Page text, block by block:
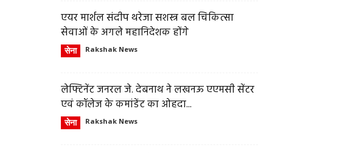
एयर मार्शल संदीप थरेजा सशस्त्र बल चिकित्सा
सेवाओं के अगले महानिदेशक होंगे
सेना Rakshak News
लेफ्टिनेंट जनरल जे. देबनाथ ने लखनऊ एएमसी सेंटर
एवं कॉलेज के कमांडेंट का ओहदा...
सेना Rakshak News